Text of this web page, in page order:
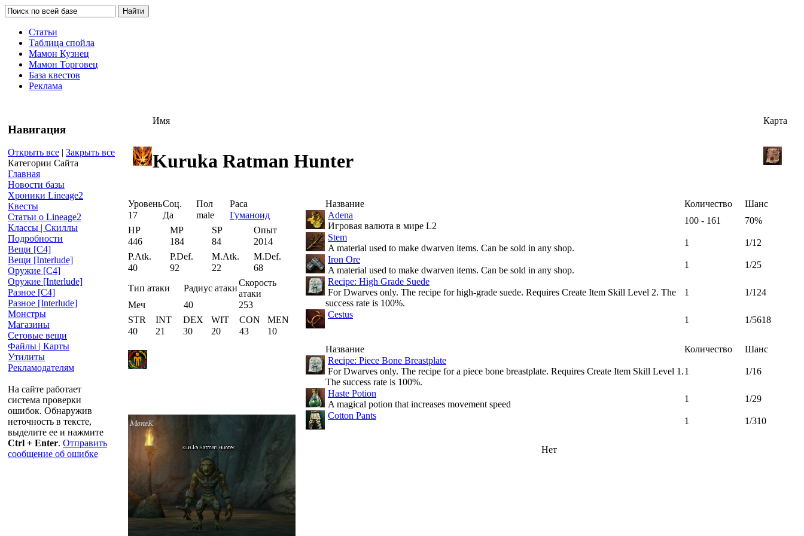
Статьи
Таблица спойла
Мамон Кузнец
Мамон Торговец
База квестов
Реклама
Навигация
Открыть все | Закрыть все
Категории Сайта
Главная
Новости базы
Хроники Lineage2
Квесты
Статьи о Lineage2
Классы | Скиллы
Подробности
Вещи [С4]
Вещи [Interlude]
Оружие [С4]
Оружие [Interlude]
Разное [C4]
Разное [Interlude]
Монстры
Магазины
Сетовые вещи
Файлы | Карты
Утилиты
Рекламодателям
На сайте работает
система проверки
ошибок. Обнаружив
неточность в тексте,
выделите ее и нажмите
Ctrl + Enter. Отправить
сообщение об ошибке
Имя Карта
Kuruka Ratman Hunter
УровеньСоц. Пол
Раса
17
Да male
Гуманоид
HP
MP SP
Опыт
446
184 84
2014
P.Atk.
P.Def. M.Atk.
M.Def.
40
92 22
68
Тип атаки
Радиус атаки
Скорость
атаки
Меч
40
253
STR
INT DEX WIT CON
MEN
40
21 30 20 43 10
Название Количество
Шанс
Adena
Игровая валюта в мире L2
100 - 161
70%
Stem
A material used to make dwarven items. Can be sold in any shop.
1
1/12
Iron Ore
A material used to make dwarven items. Can be sold in any shop.
1
1/25
Recipe: High Grade Suede
For Dwarves only. The recipe for high-grade suede. Requires Create Item Skill Level 2. The
success rate is 100%.
1 1/124
Cestus
1 1/5618
Название Количество
Шанс
Recipe: Piece Bone Breastplate
For Dwarves only. The recipe for a piece bone breastplate. Requires Create Item Skill Level 1.
The success rate is 100%.
1 1/16
Haste Potion
A magical potion that increases movement speed
1
1/29
Cotton Pants
1 1/310
Нет